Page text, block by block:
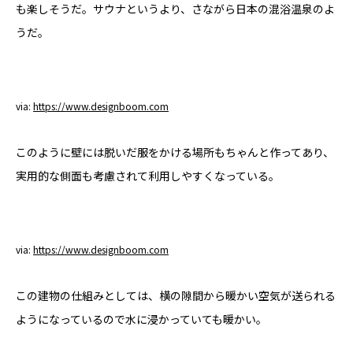
も楽しそうだ。サウナというより、さながら日本の混浴温泉のよ
うだ。
via: https://www.designboom.com
このように壁には脱いだ服をかける場所もちゃんと作ってあり、
実用的な側面も考慮されて利用しやすくなっている。
via: https://www.designboom.com
この建物の仕組みとしては、横の隙間から暖かい空気が送られる
ようになっているので水に浸かっていても暖かい。